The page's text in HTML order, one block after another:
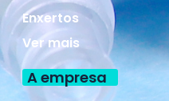
Enxertos
Ver mais
A empresa